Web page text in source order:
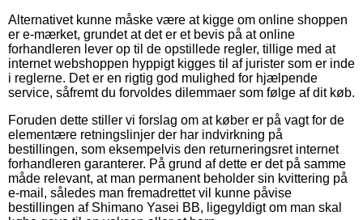
Alternativet kunne måske være at kigge om online shoppen
er e-mærket, grundet at det er et bevis på at online
forhandleren lever op til de opstillede regler, tillige med at
internet webshoppen hyppigt kigges til af jurister som er inde
i reglerne. Det er en rigtig god mulighed for hjælpende
service, såfremt du forvoldes dilemmaer som følge af dit køb.
Foruden dette stiller vi forslag om at køber er på vagt for de
elementære retningslinjer der har indvirkning på
bestillingen, som eksempelvis den returneringsret internet
forhandleren garanterer. På grund af dette er det på samme
måde relevant, at man permanent beholder sin kvittering på
e-mail, således man fremadrettet vil kunne påvise
bestillingen af Shimano Yasei BB, ligegyldigt om man skal